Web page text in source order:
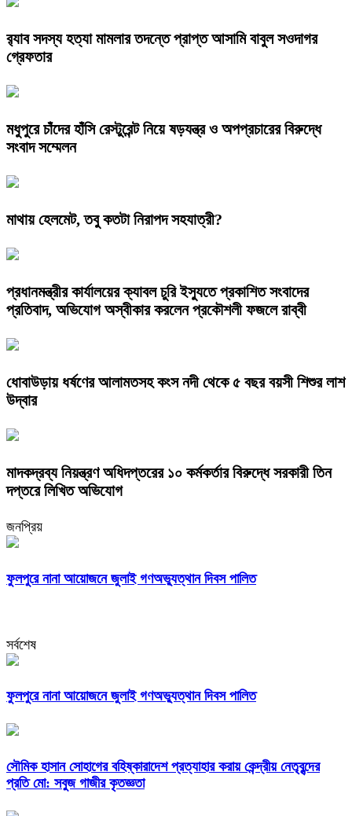
র‌্যাব সদস্য হত্যা মামলার তদন্তে প্রাপ্ত আসামি বাবুল সওদাগর
গ্রেফতার
মধুপুরে চাঁদের হাঁসি রেস্টুরেন্ট নিয়ে ষড়যন্ত্র ও অপপ্রচারের বিরুদ্ধে
সংবাদ সম্মেলন
মাথায় হেলমেট, তবু কতটা নিরাপদ সহযাত্রী?
প্রধানমন্ত্রীর কার্যালয়ের ক্যাবল চুরি ইস্যুতে প্রকাশিত সংবাদের
প্রতিবাদ, অভিযোগ অস্বীকার করলেন প্রকৌশলী ফজলে রাব্বী
ধোবাউড়ায় ধর্ষণের আলামতসহ কংস নদী থেকে ৫ বছর বয়সী শিশুর লাশ
উদ্বার
মাদকদ্রব্য নিয়ন্ত্রণ অধিদপ্তরের ১০ কর্মকর্তার বিরুদ্ধে সরকারী তিন
দপ্তরে লিখিত অভিযোগ
জনপ্রিয়
ফুলপুরে নানা আয়োজনে জুলাই গণঅভ্যুত্থান দিবস পালিত
সর্বশেষ
ফুলপুরে নানা আয়োজনে জুলাই গণঅভ্যুত্থান দিবস পালিত
সৌমিক হাসান সোহাগের বহিষ্কারাদেশ প্রত্যাহার করায় কেন্দ্রীয় নেতৃবৃন্দের
প্রতি মো: সবুজ গাজীর কৃতজ্ঞতা